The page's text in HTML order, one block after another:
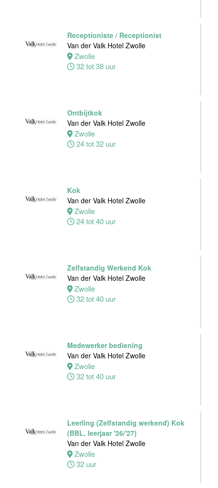
Receptioniste / Receptionist
Van der Valk Hotel Zwolle
Zwolle
32 tot 38 uur
Ontbijtkok
Van der Valk Hotel Zwolle
Zwolle
24 tot 32 uur
Kok
Van der Valk Hotel Zwolle
Zwolle
24 tot 40 uur
Zelfstandig Werkend Kok
Van der Valk Hotel Zwolle
Zwolle
32 tot 40 uur
Medewerker bediening
Van der Valk Hotel Zwolle
Zwolle
32 tot 40 uur
Leerling (Zelfstandig werkend) Kok
(BBL, leerjaar '26/'27)
Van der Valk Hotel Zwolle
Zwolle
32 uur